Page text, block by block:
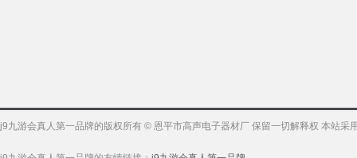
j9九游会真人第一品牌的版权所有 © 恩平市高声电子器材厂 保留一切解释权 本站采